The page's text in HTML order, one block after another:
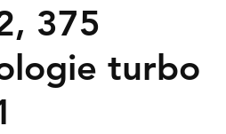
375
turbo